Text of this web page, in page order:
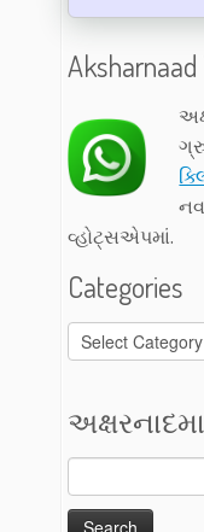
વ્હોટ્સએપમાં.
Categories
Categories